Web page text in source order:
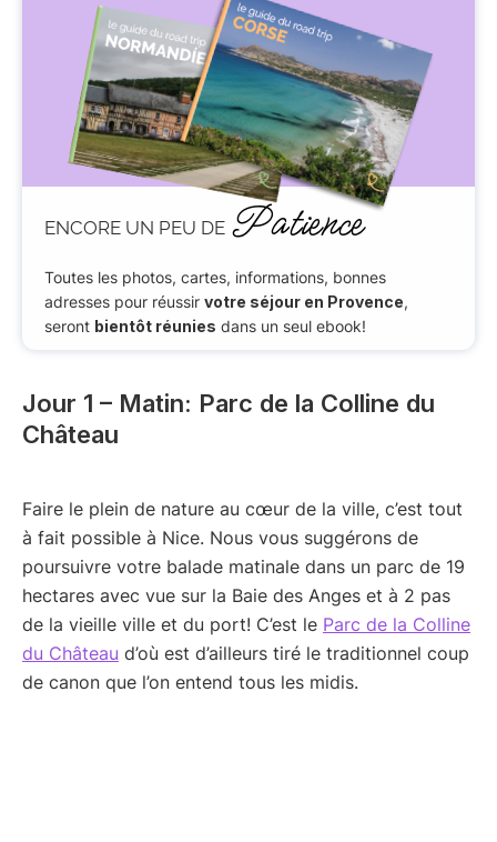
ENCORE UN PEU DE Patience
Toutes les photos, cartes, informations, bonnes
adresses pour réussir votre séjour en Provence,
seront bientôt réunies dans un seul ebook!
Jour 1 – Matin: Parc de la Colline du
Château
Faire le plein de nature au cœur de la ville, c’est tout
à fait possible à Nice. Nous vous suggérons de
poursuivre votre balade matinale dans un parc de 19
hectares avec vue sur la Baie des Anges et à 2 pas
de la vieille ville et du port! C’est le Parc de la Colline
du Château d’où est d’ailleurs tiré le traditionnel coup
de canon que l’on entend tous les midis.